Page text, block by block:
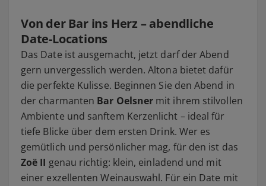
Von der Bar ins Herz – abendliche
Date-Locations
Das Date ist ausgemacht, jetzt darf der Abend
gern unvergesslich werden. Altona bietet dafür
die perfekte Kulisse. Beginnen Sie den Abend in
der charmanten Bar Oelsner mit ihrem stilvollen
Ambiente und sanftem Kerzenlicht – ideal für
tiefe Blicke über dem ersten Drink. Wer es
gemütlich und persönlicher mag, für den ist das
Zoë II genau richtig: klein, einladend und mit
einer exzellenten Weinauswahl. Für ein Date mit